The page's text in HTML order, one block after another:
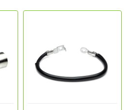
do período especificado.
segurança e
de travamento,
no uso diário e
mecânicas.
modelos especificados